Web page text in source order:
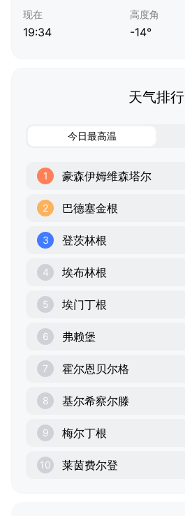
现在
19:34
高度角
-14°
天气排行
今日最高温
1 豪森伊姆维森塔尔
2 巴德塞金根
3 登茨林根
4 埃布林根
5 埃门丁根
6 弗赖堡
7 霍尔恩贝尔格
8 基尔希察尔滕
9 梅尔丁根
10 莱茵费尔登